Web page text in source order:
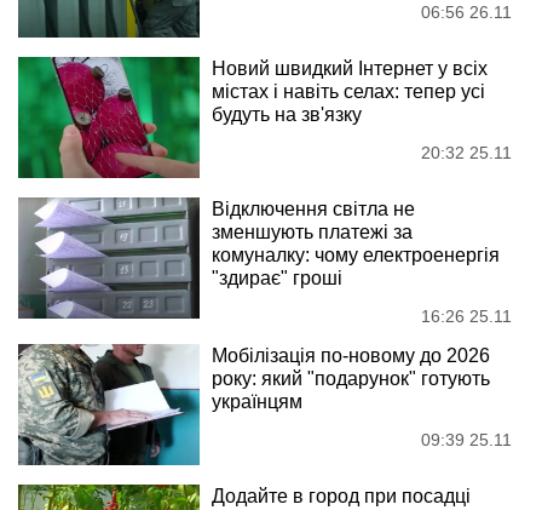
06:56 26.11
Новий швидкий Інтернет у всіх
містах і навіть селах: тепер усі
будуть на зв'язку
20:32 25.11
Відключення світла не
зменшують платежі за
комуналку: чому електроенергія
"здирає" гроші
16:26 25.11
Мобілізація по-новому до 2026
року: який "подарунок" готують
українцям
09:39 25.11
Додайте в город при посадці